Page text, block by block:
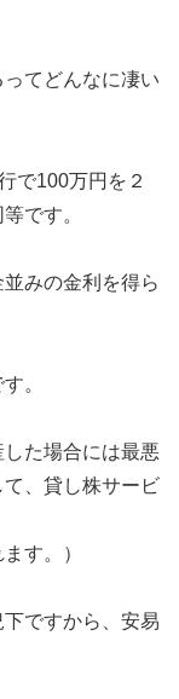
てどんなに凄い
で100万円を２
です。
みの金利を得ら
。
た場合には最悪
、貸し株サービ
す。）
ですから、安易